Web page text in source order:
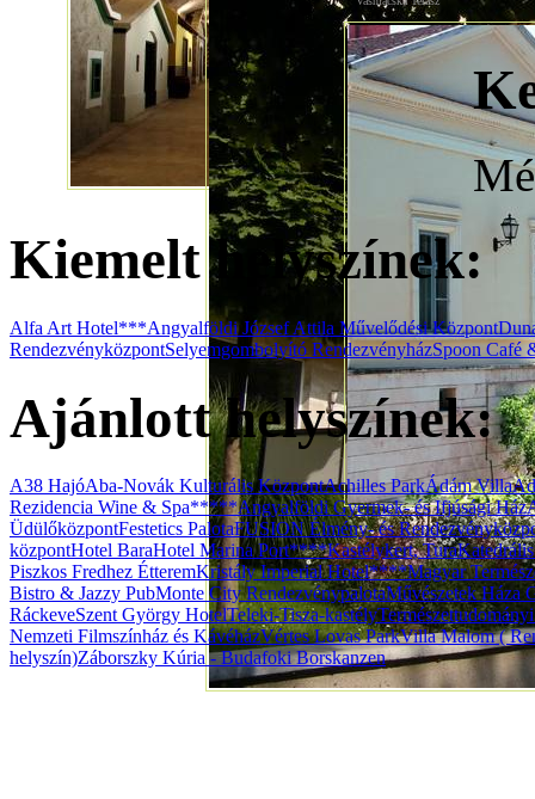
Kiemelt helyszínek:
Alfa Art Hotel***Angyalföldi József Attila Művelődési Központ
RendezvényközpontSelyemgombolyító RendezvényházSpoon Café
Ajánlott helyszínek:
A38 HajóAba-Novák Kulturális KözpontAchilles ParkÁdám Villa
Rezidencia Wine & Spa*****Angyalföldi Gyermek- és Ifjúsági Ház
ÜdülőközpontFestetics PalotaFUSION Élmény- és
központHotel BaraHotel Marina Port****Kastélykert, Tura
Piszkos Fredhez ÉtteremKristály Imperial Hotel****Magyar
Bistro & Jazzy PubMonte City RendezvénypalotaMűvészetek Háza
RáckeveSzent György HotelTeleki-Tisza-kastély
Nemzeti Filmszínház és KávéházVértes Lovas ParkVilla Malom (
helyszín)Záborszky Kúria - Budafoki Borskanzen